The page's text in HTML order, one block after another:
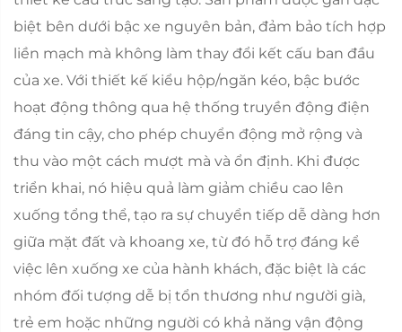
biệt bên dưới bậc xe nguyên bản, đảm bảo tích hợp
liền mạch mà không làm thay đổi kết cấu ban đầu
của xe. Với thiết kế kiểu hộp/ngăn kéo, bậc bước
hoạt động thông qua hệ thống truyền động điện
đáng tin cậy, cho phép chuyển động mở rộng và
thu vào một cách mượt mà và ổn định. Khi được
triển khai, nó hiệu quả làm giảm chiều cao lên
xuống tổng thể, tạo ra sự chuyển tiếp dễ dàng hơn
giữa mặt đất và khoang xe, từ đó hỗ trợ đáng kể
việc lên xuống xe của hành khách, đặc biệt là các
nhóm đối tượng dễ bị tổn thương như người già,
trẻ em hoặc những người có khả năng vận động